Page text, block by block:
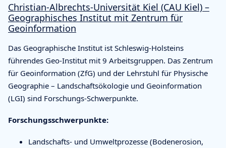
Christian-Albrechts-Universität Kiel (CAU Kiel) –
Geographisches Institut mit Zentrum für
Geoinformation
Das Geographische Institut ist Schleswig-Holsteins
führendes Geo-Institut mit 9 Arbeitsgruppen. Das Zentrum
für Geoinformation (ZfG) und der Lehrstuhl für Physische
Geographie – Landschaftsökologie und Geoinformation
(LGI) sind Forschungs-Schwerpunkte.
Forschungsschwerpunkte:
Landschafts- und Umweltprozesse (Bodenerosion,